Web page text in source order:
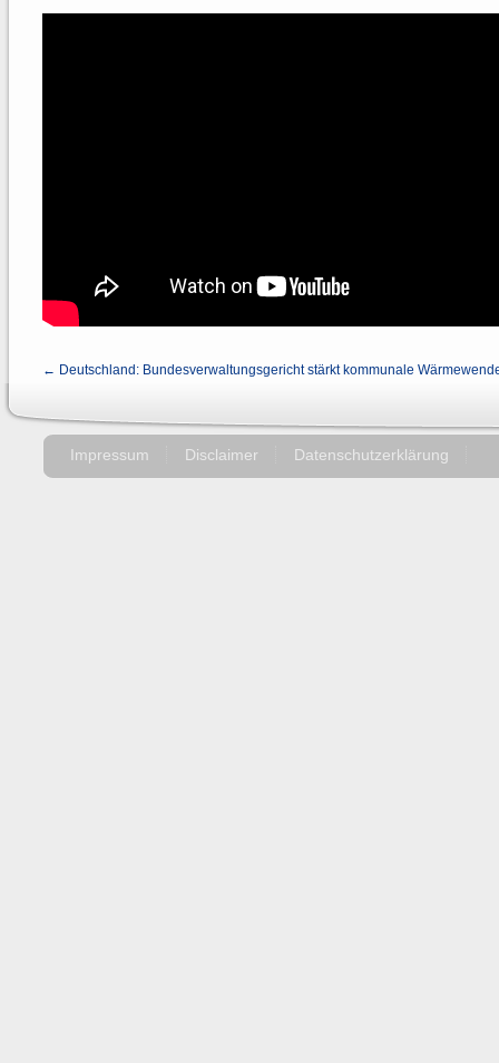
← Deutschland: Bundesverwaltungsgericht stärkt kommunale
Impressum Disclaimer Datenschutzerklärung